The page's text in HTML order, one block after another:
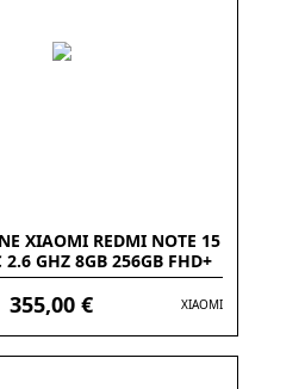
XIAOMI REDMI NOTE 15
2.6 GHZ 8GB 256GB FHD+
PULGADAS
355,00 € XIAOMI